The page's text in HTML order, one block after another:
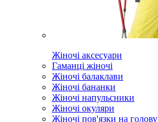
Жіночі аксесуари
Гаманці жіночі
Жіночі балаклави
Жіночі бананки
Жіночі напульсники
Жіночі окуляри
Жіночі пов'язки на голову